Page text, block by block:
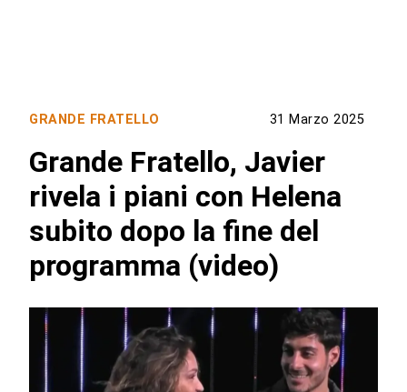
GRANDE FRATELLO 31 Marzo 2025
Grande Fratello, Javier
rivela i piani con Helena
subito dopo la fine del
programma (video)